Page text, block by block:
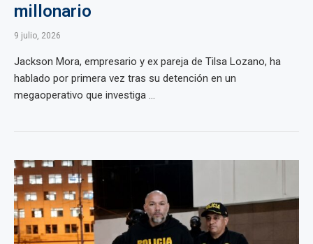
millonario
9 julio, 2026
Jackson Mora, empresario y ex pareja de Tilsa Lozano, ha
hablado por primera vez tras su detención en un
megaoperativo que investiga ...